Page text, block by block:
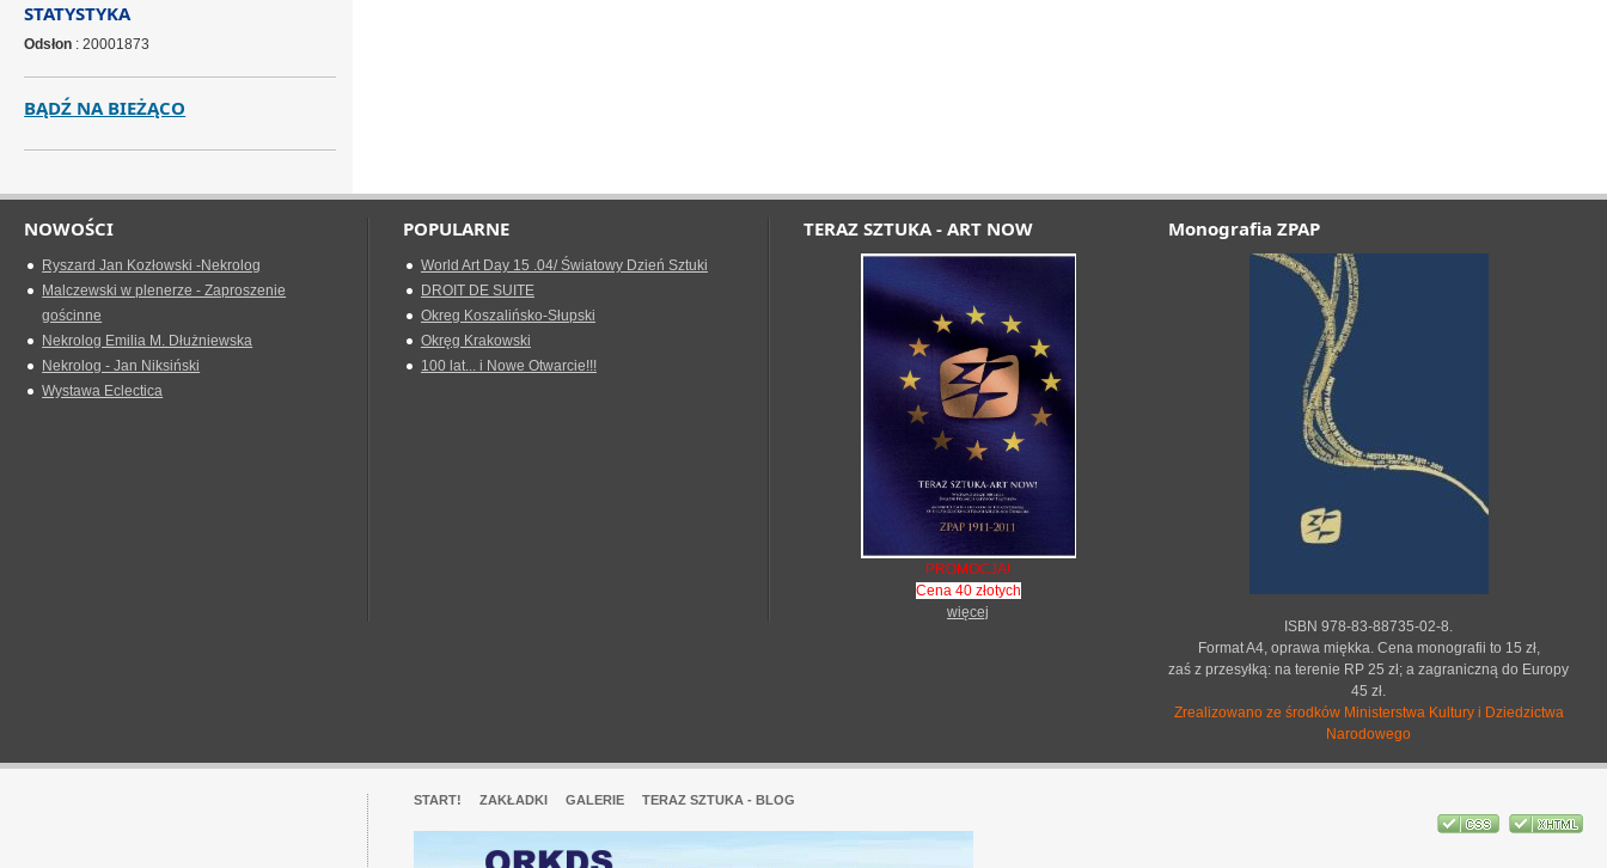
STATYSTYKA
Odsłon : 20001873
BĄDŹ NA BIEŻĄCO
NOWOŚCI
Ryszard Jan Kozłowski -Nekrolog
Malczewski w plenerze - Zaproszenie
gościnne
Nekrolog Emilia M. Dłużniewska
Nekrolog - Jan Niksiński
Wystawa Eclectica
POPULARNE
World Art Day 15 .04/ Światowy Dzień Sztuki
DROIT DE SUITE
Okreg Koszalińsko-Słupski
Okręg Krakowski
100 lat... i Nowe Otwarcie!!!
TERAZ SZTUKA - ART NOW
PROMOCJA!
Cena 40 złotych
więcej
Monografia ZPAP
ISBN 978-83-88735-02-8.
Format A4, oprawa miękka. Cena monografii to 15 zł,
zaś z przesyłką: na terenie RP 25 zł; a zagraniczną do Europy
45 zł.
Zrealizowano ze środków Ministerstwa Kultury i Dziedzictwa
Narodowego
START! ZAKŁADKI GALERIE TERAZ SZTUKA - BLOG